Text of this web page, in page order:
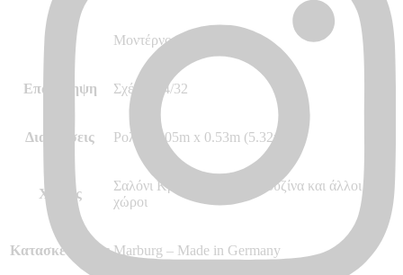
Μοντέρνο
Επανάληψη Σχέδιο 64/32
Διαστάσεις Ρολό 10.05m x 0.53m (5.32m²)
Χώρος
Σαλόνι Κρεβατοκάμαρα Κουζίνα και άλλοι
χώροι
Κατασκευαστής Marburg – Made in Germany